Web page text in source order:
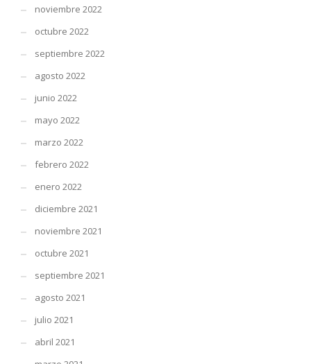
noviembre 2022
octubre 2022
septiembre 2022
agosto 2022
junio 2022
mayo 2022
marzo 2022
febrero 2022
enero 2022
diciembre 2021
noviembre 2021
octubre 2021
septiembre 2021
agosto 2021
julio 2021
abril 2021